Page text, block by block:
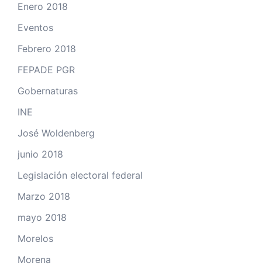
Enero 2018
Eventos
Febrero 2018
FEPADE PGR
Gobernaturas
INE
José Woldenberg
junio 2018
Legislación electoral federal
Marzo 2018
mayo 2018
Morelos
Morena